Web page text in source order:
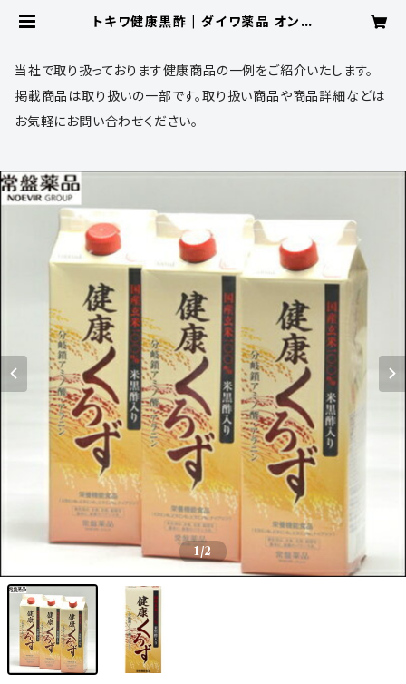
トキワ健康黒酢 | ダイワ薬品 オンラ
当社で取り扱っております健康商品の一例をご紹介いたします。
掲載商品は取り扱いの一部です。取り扱い商品や商品詳細などは
お気軽にお問い合わせください。
1/2